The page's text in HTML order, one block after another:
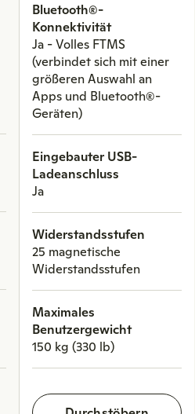
Bluetooth®-
Konnektivität
Ja - Volles FTMS
(verbindet sich mit einer
größeren Auswahl an
Apps und Bluetooth®-
Geräten)
Eingebauter USB-
Ladeanschluss
Ja
Widerstandsstufen
25 magnetische
Widerstandsstufen
Maximales
Benutzergewicht
150 kg (330 lb)